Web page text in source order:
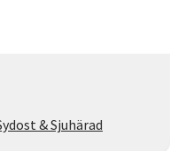
& Sjuhärad